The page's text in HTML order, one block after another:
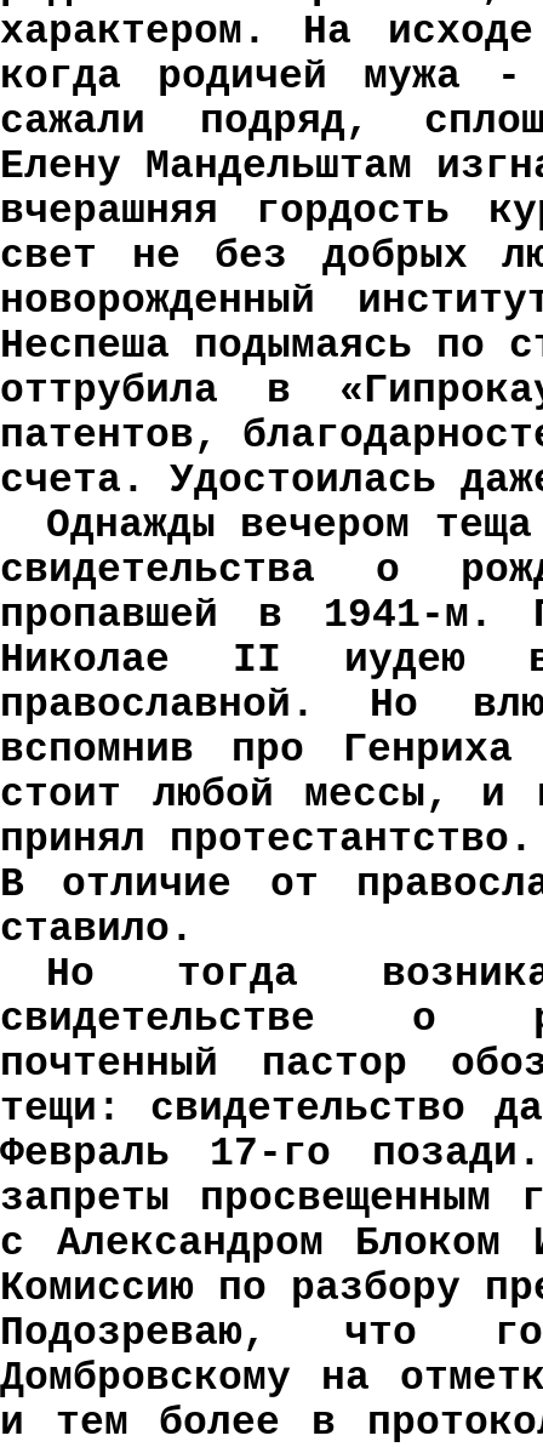
характером. На
когда родичей мужа -
сажали подряд,
Елену Мандельштам
вчерашняя гордость
свет не без добрых
новорожденный
Неспеша подымаясь по
оттрубила в
патентов,
счета. Удостоилась
Однажды вечером
свидетельства о
пропавшей в 1941-м.
Николае II иудею
православной. Но
вспомнив про
стоит любой мессы, и
принял
В отличие от
ставило.
Но тогда
свидетельстве о
почтенный пастор
тещи: свидетельство
Февраль 17-го
запреты просвещенным
с Александром Блоком
Комиссию по разбору
Подозреваю, что
Домбровскому на
и тем более в